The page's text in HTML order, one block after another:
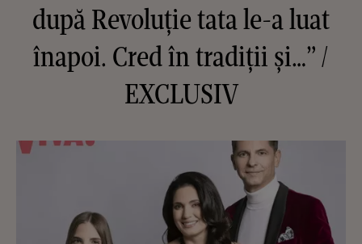
după Revoluție tata le-a luat
înapoi. Cred în tradiții și…” /
EXCLUSIV